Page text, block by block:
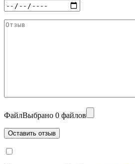
ФайлВыбрано 0 файлов